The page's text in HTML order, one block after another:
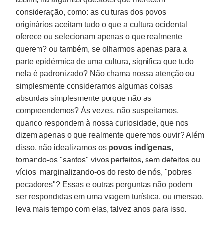
consideração, como: as culturas dos povos
originários aceitam tudo o que a cultura ocidental
oferece ou selecionam apenas o que realmente
querem? ou também, se olharmos apenas para a
parte epidérmica de uma cultura, significa que tudo
nela é padronizado? Não chama nossa atenção ou
simplesmente consideramos algumas coisas
absurdas simplesmente porque não as
compreendemos? Às vezes, não suspeitamos,
quando respondem à nossa curiosidade, que nos
dizem apenas o que realmente queremos ouvir? Além
disso, não idealizamos os povos indígenas,
tornando-os "santos" vivos perfeitos, sem defeitos ou
vícios, marginalizando-os do resto de nós, "pobres
pecadores"? Essas e outras perguntas não podem
ser respondidas em uma viagem turística, ou imersão,
leva mais tempo com elas, talvez anos para isso.